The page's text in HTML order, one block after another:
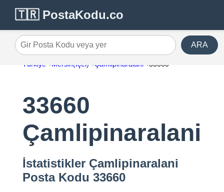
🇹🇷 PostaKodu.co
Gir Posta Kodu veya yer ARA
Türkiye Mersin(İçel) Çamlipinaralani 33660
33660
Çamlipinaralani
İstatistikler Çamlipinaralani
Posta Kodu 33660